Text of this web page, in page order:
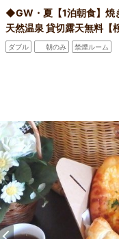
◆GW・夏【1泊朝食】焼
天然温泉 貸切露天無料【
ダブル 朝のみ 禁煙ルーム